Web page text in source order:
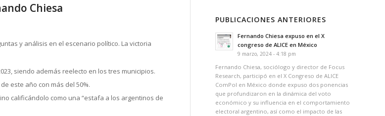
Chiesa
y análisis en el escenario político. La victoria
siendo además reelecto en los tres municipios.
este año con más del 50%.
calificándolo como una “estafa a los argentinos de
PUBLICACIONES ANTERIORES
Fernando Chiesa expuso en el X
congreso de ALICE en México
9 marzo, 2024 - 4:18 pm
Fernando Chiesa, sociólogo y director de Focus
Research, participó en el X Congreso de ALICE
ComPol en México donde expuso dos ponencias
que profundizaron en la dinámica del voto
económico y su influencia en el comportamiento
electoral argentino, así como el impacto de las